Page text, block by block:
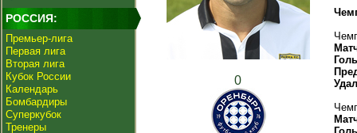
РОССИЯ:
Премьер-лига
Первая лига
Вторая лига
Кубок России
Календарь
Бомбардиры
Суперкубок
Тренеры
0